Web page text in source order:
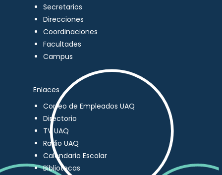
Secretarios
Direcciones
Coordinaciones
Facultades
Campus
Enlaces
Correo de Empleados UAQ
Directorio
TV UAQ
Radio UAQ
Calendario Escolar
Bibliotecas